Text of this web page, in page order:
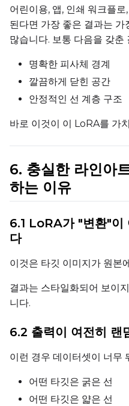
어린이용, 앱, 인쇄 워크플
된다면 가장 좋은 결과는
많습니다. 보통 다음을 갖춘
명확한 피사체 경계
깔끔하게 닫힌 공간
안정적인 선 계층 구조
바로 이것이 이 LoRA를 가
6. 충실한 라인아
하는 이유
6.1 LoRA가 "변환"이
다
이것은 타깃 이미지가 원본
결과는 스타일화되어 보이
니다.
6.2 출력이 여전히 랜
이런 경우 데이터셋이 너무
어떤 타깃은 굵은 선
어떤 타깃은 얇은 선